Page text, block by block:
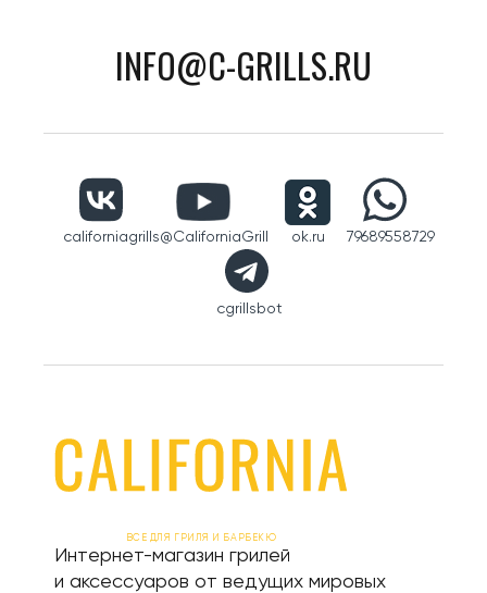
INFO@C-GRILLS.RU
californiagrills@CaliforniaGrill ok.ru 79689558729
cgrillsbot
ВСЕ ДЛЯ ГРИЛЯ И БАРБЕКЮ
Интернет-магазин грилей
и аксессуаров от ведущих мировых